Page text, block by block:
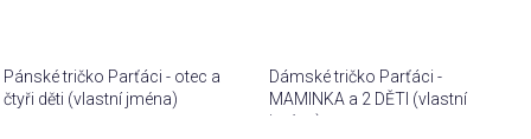
Pánské tričko Parťáci - otec a
čtyři děti (vlastní jména)
Dámské tričko Parťáci -
MAMINKA a 2 DĚTI (vlastní
jména)